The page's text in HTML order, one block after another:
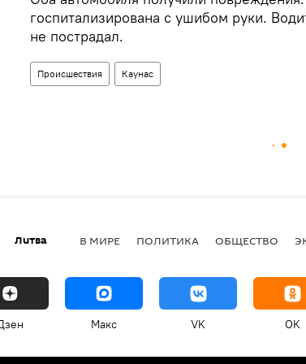
госпитализирована с ушибом руки.
не пострадал.
Происшествия Каунас
Литва В МИРЕ ПОЛИТИКА ОБЩЕСТВО
Макс VK OK